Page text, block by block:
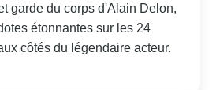
garde du corps d'Alain Delon,
étonnantes sur les 24
côtés du légendaire acteur.